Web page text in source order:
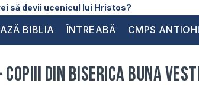
să devii ucenicul lui Hristos?
BIBLIA ÎNTREABĂ CMPS
din Biserica Buna